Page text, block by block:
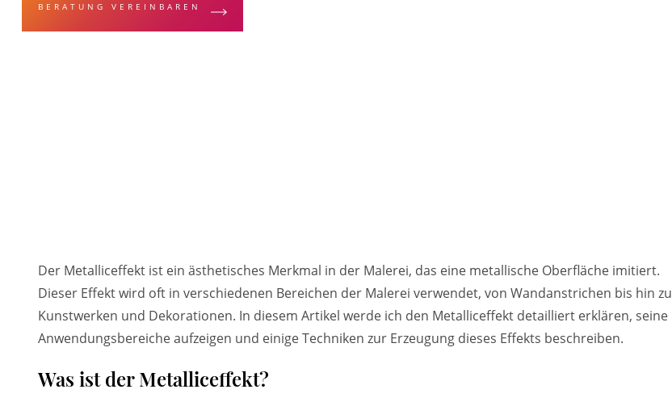
BERATUNG VEREINBAREN
Der Metalliceffekt ist ein ästhetisches Merkmal in der Malerei, das eine metallische Oberfläche imitiert.
Dieser Effekt wird oft in verschiedenen Bereichen der Malerei verwendet, von Wandanstrichen bis hin zu
Kunstwerken und Dekorationen. In diesem Artikel werde ich den Metalliceffekt detailliert erklären, seine
Anwendungsbereiche aufzeigen und einige Techniken zur Erzeugung dieses Effekts beschreiben.
Was ist der Metalliceffekt?